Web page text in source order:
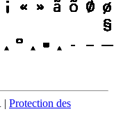
| Protection des